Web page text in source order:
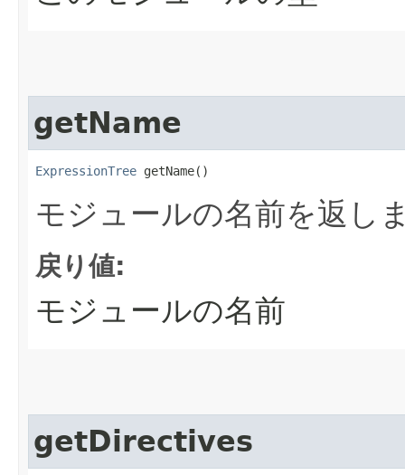
getName
ExpressionTree getName()
モジュールの名前を返し
戻り値:
モジュールの名前
getDirectives